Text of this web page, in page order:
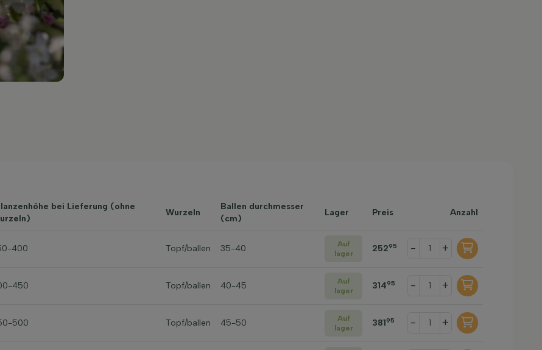
bei Lieferung (ohne
Wurzeln
Ballen durchmesser
(cm)
Lager Preis Anzahl
400 Topf/ballen 35-40
Auf
lager
25295 - +
450 Topf/ballen 40-45
Auf
lager
31495 - +
500 Topf/ballen 45-50
Auf
lager
38195 - +